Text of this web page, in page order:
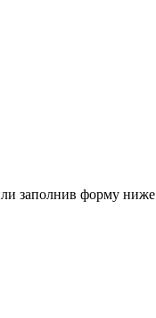
заполнив форму ниже